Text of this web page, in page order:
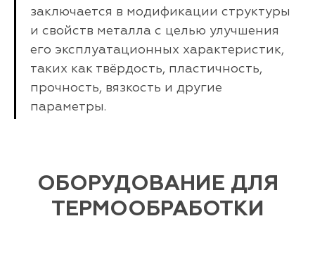
заключается в модификации структуры
и свойств металла с целью улучшения
его эксплуатационных характеристик,
таких как твёрдость, пластичность,
прочность, вязкость и другие
параметры.
ОБОРУДОВАНИЕ ДЛЯ
ТЕРМООБРАБОТКИ